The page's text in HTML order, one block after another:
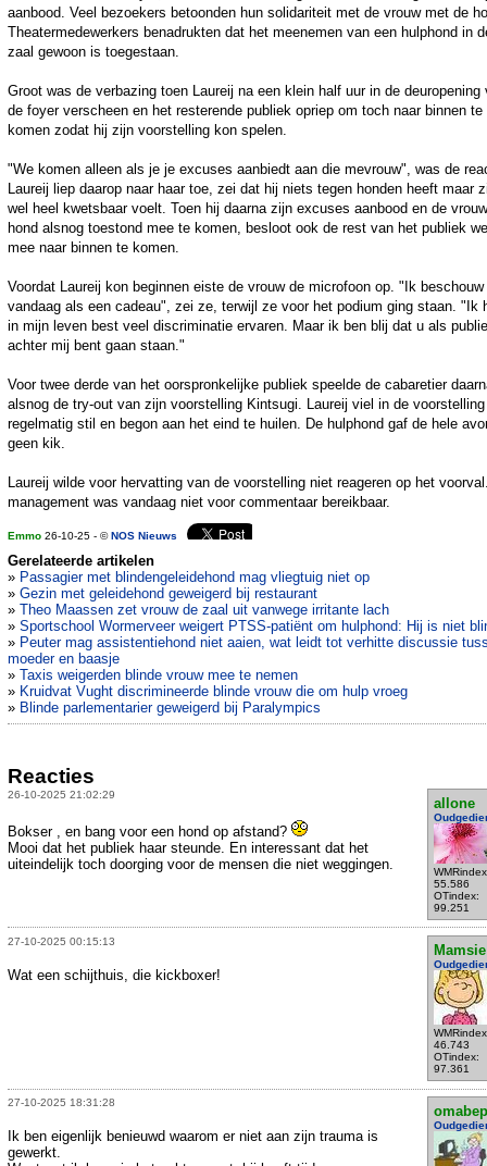
aanbood. Veel bezoekers betoonden hun solidariteit met de vrouw met de
Theatermedewerkers benadrukten dat het meenemen van een hulphond in
zaal gewoon is toegestaan.
Groot was de verbazing toen Laureij na een klein half uur in de deuropening
de foyer verscheen en het resterende publiek opriep om toch naar binnen te
komen zodat hij zijn voorstelling kon spelen.
"We komen alleen als je je excuses aanbiedt aan die mevrouw", was de
Laureij liep daarop naar haar toe, zei dat hij niets tegen honden heeft maar
wel heel kwetsbaar voelt. Toen hij daarna zijn excuses aanbood en de
hond alsnog toestond mee te komen, besloot ook de rest van het publiek
mee naar binnen te komen.
Voordat Laureij kon beginnen eiste de vrouw de microfoon op. "Ik beschouw
vandaag als een cadeau", zei ze, terwijl ze voor het podium ging staan. "Ik
in mijn leven best veel discriminatie ervaren. Maar ik ben blij dat u als
achter mij bent gaan staan."
Voor twee derde van het oorspronkelijke publiek speelde de cabaretier
alsnog de try-out van zijn voorstelling Kintsugi. Laureij viel in de voorstelling
regelmatig stil en begon aan het eind te huilen. De hulphond gaf de hele
geen kik.
Laureij wilde voor hervatting van de voorstelling niet reageren op het
management was vandaag niet voor commentaar bereikbaar.
Emmo 26-10-25 - ©NOS Nieuws
Gerelateerde artikelen
» Passagier met blindengeleidehond mag vliegtuig niet op
» Gezin met geleidehond geweigerd bij restaurant
» Theo Maassen zet vrouw de zaal uit vanwege irritante lach
» Sportschool Wormerveer weigert PTSS-patiënt om hulphond: Hij is niet
» Peuter mag assistentiehond niet aaien, wat leidt tot verhitte discussie
moeder en baasje
» Taxis weigerden blinde vrouw mee te nemen
» Kruidvat Vught discrimineerde blinde vrouw die om hulp vroeg
» Blinde parlementarier geweigerd bij Paralympics
Reacties
26-10-2025 21:02:29
allone
55.586
OTindex:
99.251
Bokser , en bang voor een hond op afstand?
Mooi dat het publiek haar steunde. En interessant dat het
uiteindelijk toch doorging voor de mensen die niet weggingen.
27-10-2025 00:15:13
Mamsie
46.743
OTindex:
97.361
Wat een schijthuis, die kickboxer!
27-10-2025 18:31:28
omabep
Ik ben eigenlijk benieuwd waarom er niet aan zijn trauma is
gewerkt.